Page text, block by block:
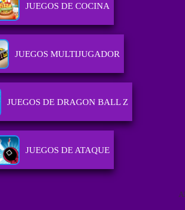
JUEGOS DE COCINA
JUEGOS MULTIJUGADOR
JUEGOS DE DRAGON BALL Z
JUEGOS DE ATAQUE